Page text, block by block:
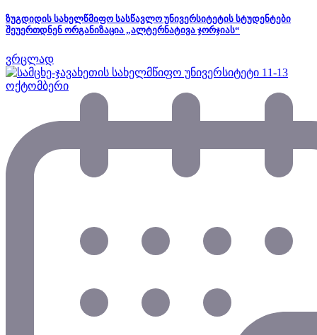
ზუგდიდის სახელწმიფო სასწავლო უნივერსიტეტის სტუდენტები
შეუერთდნენ ორგანიზაცია „ალტერნატივა ჯორჯიას“
ვრცლად